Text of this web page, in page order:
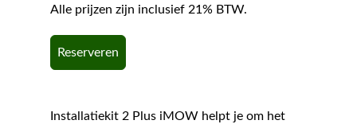
Alle prijzen zijn inclusief 21% BTW.
Reserveren
Installatiekit 2 Plus iMOW helpt je om het